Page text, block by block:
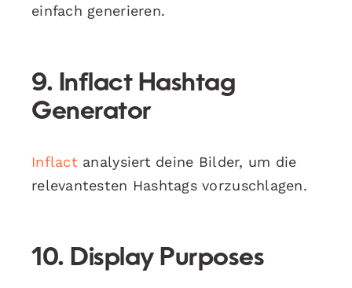
einfach generieren.
9. Inflact Hashtag
Generator
Inflact analysiert deine Bilder, um die
relevantesten Hashtags vorzuschlagen.
10. Display Purposes